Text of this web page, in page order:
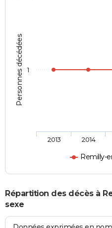
Personnes décédées
Remilly-
2013 2014
1
Répartition des décès à
sexe